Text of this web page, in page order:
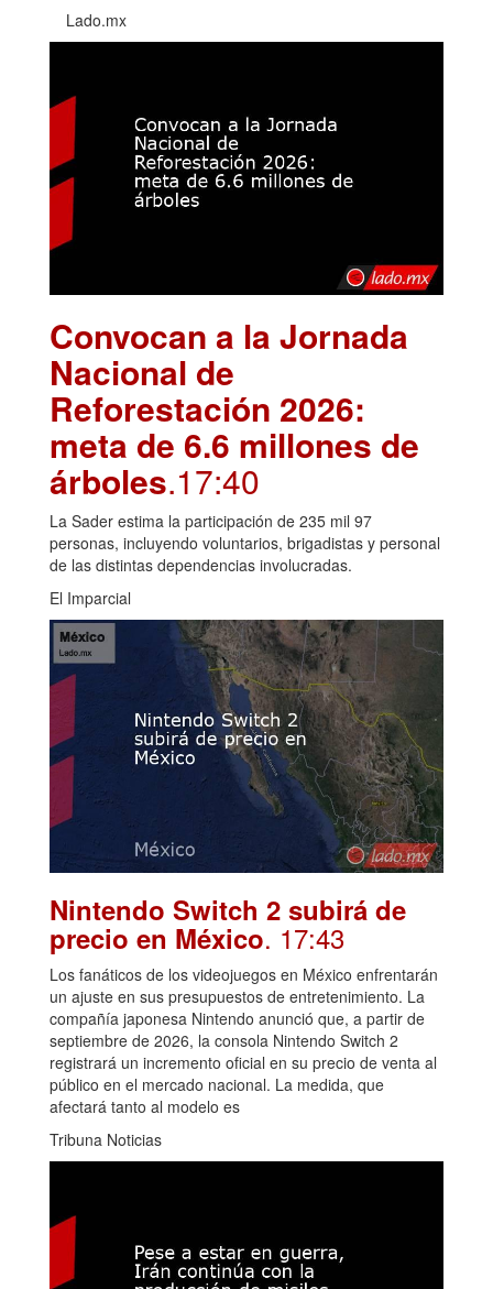
Lado.mx
Convocan a la Jornada
Nacional de
Reforestación 2026:
meta de 6.6 millones de
árboles.17:40
La Sader estima la participación de 235 mil 97
personas, incluyendo voluntarios, brigadistas y personal
de las distintas dependencias involucradas.
El Imparcial
Nintendo Switch 2 subirá de
precio en México. 17:43
Los fanáticos de los videojuegos en México enfrentarán
un ajuste en sus presupuestos de entretenimiento. La
compañía japonesa Nintendo anunció que, a partir de
septiembre de 2026, la consola Nintendo Switch 2
registrará un incremento oficial en su precio de venta al
público en el mercado nacional. La medida, que
afectará tanto al modelo es
Tribuna Noticias